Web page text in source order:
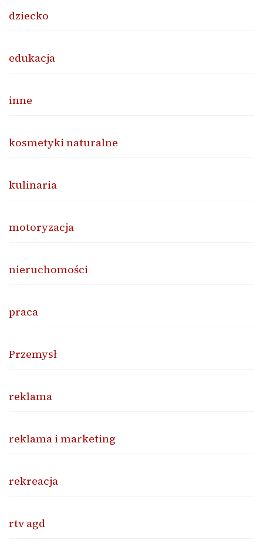
dziecko
edukacja
inne
kosmetyki naturalne
kulinaria
motoryzacja
nieruchomości
praca
Przemysł
reklama
reklama i marketing
rekreacja
rtv agd